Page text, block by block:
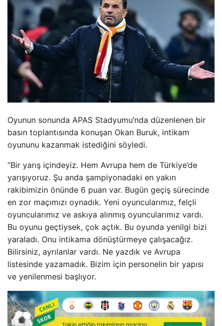
Oyunun sonunda APAS Stadyumu’nda düzenlenen bir
basın toplantısında konuşan Okan Buruk, intikam
oyununu kazanmak istediğini söyledi.
“Bir yarış içindeyiz. Hem Avrupa hem de Türkiye’de
yarışıyoruz. Şu anda şampiyonadaki en yakın
rakibimizin önünde 6 puan var. Bugün geçiş sürecinde
en zor maçımızı oynadık. Yeni oyuncularımız, felçli
oyuncularımız ve askıya alınmış oyuncularımız vardı.
Bu oyunu geçtiysek, çok açtık. Bu oyunda yenilgi bizi
yaraladı. Onu intikama dönüştürmeye çalışacağız.
Bilirsiniz, ayrılanlar vardı. Ne yazdık ve Avrupa
listesinde yazamadık. Bizim için personelin bir yapısı
ve yenilenmesi başlıyor.